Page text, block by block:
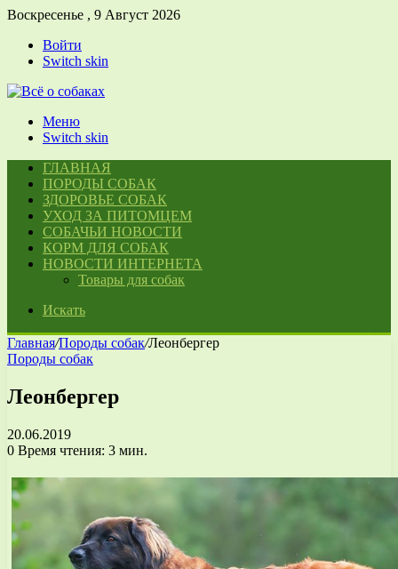
Воскресенье , 9 Август 2026
Войти
Switch skin
Меню
Switch skin
ГЛАВНАЯ
ПОРОДЫ СОБАК
ЗДОРОВЬЕ СОБАК
УХОД ЗА ПИТОМЦЕМ
СОБАЧЬИ НОВОСТИ
КОРМ ДЛЯ СОБАК
НОВОСТИ ИНТЕРНЕТА
Товары для собак
Искать
Главная/Породы собак/Леонбергер
Породы собак
Леонбергер
20.06.2019
0 Время чтения: 3 мин.